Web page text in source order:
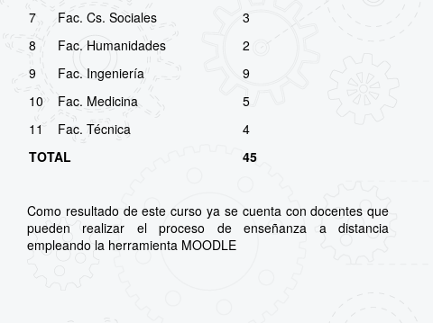
7
Fac. Cs. Sociales
3
8
Fac. Humanidades
2
9
Fac. Ingeniería
9
10
Fac. Medicina
5
11
Fac. Técnica
4
TOTAL
45
Como resultado de este curso ya se cuenta con docentes que
pueden realizar el proceso de enseñanza a distancia
empleando la herramienta MOODLE